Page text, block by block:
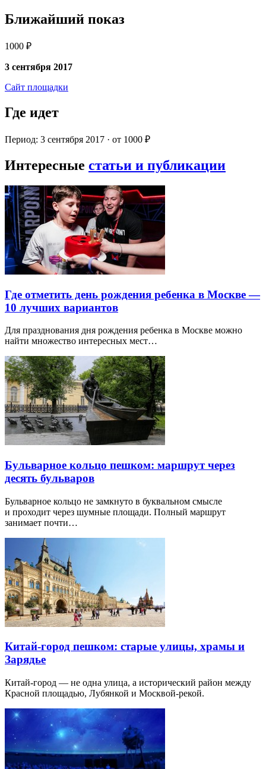
Ближайший показ
1000 ₽
3 сентября 2017
Сайт площадки
Где идет
Период: 3 сентября 2017 · от 1000 ₽
Интересные статьи и публикации
Где отметить день рождения ребенка в Москве —
10 лучших вариантов
Для празднования дня рождения ребенка в Москве можно
найти множество интересных мест…
Бульварное кольцо пешком: маршрут через
десять бульваров
Бульварное кольцо не замкнуто в буквальном смысле
и проходит через шумные площади. Полный маршрут
занимает почти…
Китай-город пешком: старые улицы, храмы и
Зарядье
Китай-город — не одна улица, а исторический район между
Красной площадью, Лубянкой и Москвой-рекой.